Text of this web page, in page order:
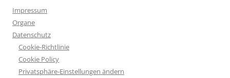
Impressum
Organe
Datenschutz
Cookie-Richtlinie
Cookie Policy
Privatsphäre-Einstellungen ändern